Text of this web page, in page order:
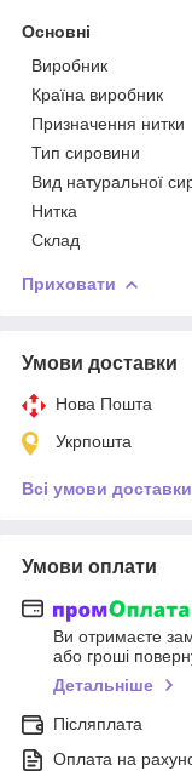
Основні
Виробник
Країна виробник
Призначення нитки
Тип сировини
Вид натуральної
Нитка
Склад
Приховати
Умови доставки
Нова Пошта
Укрпошта
Всі умови доставки
Умови оплати
Ви отримаєте
або гроші
Детальніше
Післяплата
Оплата на